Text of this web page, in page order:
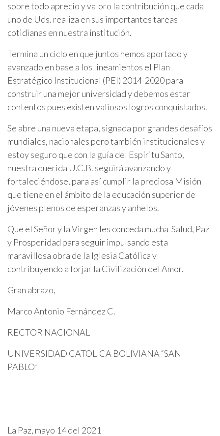
sobre todo aprecio y valoro la contribución que cada
uno de Uds. realiza en sus importantes tareas
cotidianas en nuestra institución.
Termina un ciclo en que juntos hemos aportado y
avanzado en base a los lineamientos el Plan
Estratégico Institucional (PEI) 2014-2020 para
construir una mejor universidad y debemos estar
contentos pues existen valiosos logros conquistados.
Se abre una nueva etapa, signada por grandes desafíos
mundiales, nacionales pero también institucionales y
estoy seguro que con la guía del Espíritu Santo,
nuestra querida U.C.B. seguirá avanzando y
fortaleciéndose, para así cumplir la preciosa Misión
que tiene en el ámbito de la educación superior de
jóvenes plenos de esperanzas y anhelos.
Que el Señor y la Virgen les conceda mucha Salud, Paz
y Prosperidad para seguir impulsando esta
maravillosa obra de la Iglesia Católica y
contribuyendo a forjar la Civilización del Amor.
Gran abrazo,
Marco Antonio Fernández C.
RECTOR NACIONAL
UNIVERSIDAD CATOLICA BOLIVIANA “SAN
PABLO”
La Paz, mayo 14 del 2021